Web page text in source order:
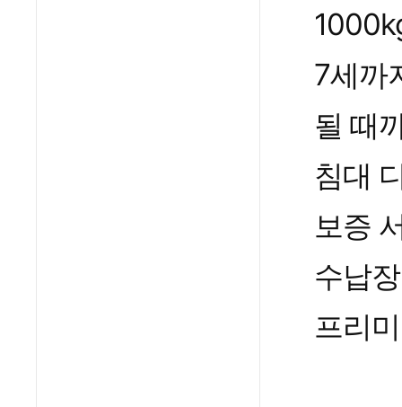
7세까
될 때
침대
보증
수납
프리